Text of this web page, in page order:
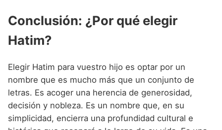
Conclusión: ¿Por qué elegir
Hatim?
Elegir Hatim para vuestro hijo es optar por un
nombre que es mucho más que un conjunto de
letras. Es acoger una herencia de generosidad,
decisión y nobleza. Es un nombre que, en su
simplicidad, encierra una profundidad cultural e